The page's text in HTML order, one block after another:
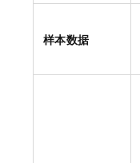
样本数据